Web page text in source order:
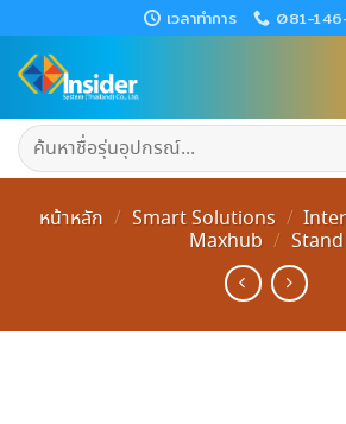
to
content
เวลาทำการ 081-
ค้นหา:
หน้าหลัก / Smart Solutions /
Maxhub / Stand